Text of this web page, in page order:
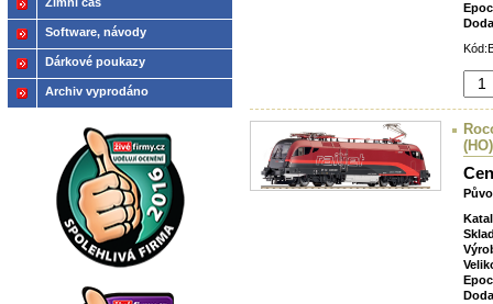
(HO)
Software, návody
Dárkové poukazy
Archiv vyprodáno